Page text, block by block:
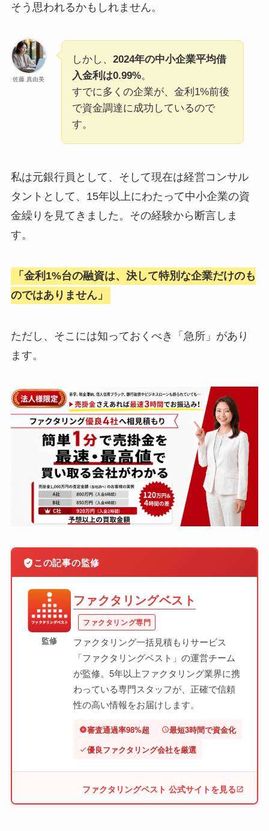
そう思われるかもしれません。
佐藤 真由美
しかし、 2024年の中小企業平均借
入金利は0.99%。
すでに多くの企業が、金利1%前後
で資金調達に成功しているので
す。
私は元銀行員として、そして現在は経営コンサル
タントとして、15年以上にわたって中小企業の資
金繰りを見てきました。その経験から断言しま
す。
「金利1%台の融資は、決して特別な企業だけのも
のではありません」
ただし、そこには知っておくべき「急所」があり
ます。
この記事の監修
監修
ファクタリングベスト
ファクタリング専門
ファクタリング一括見積もりサービス
「ファクタリングベスト」の運営チーム
が監修。5年以上ファクタリング業界に携
わっている専門スタッフが、正確で信頼
性の高い情報をお届けします。
審査通過率98%超
最短3時間で資金化
優良ファクタリング会社を厳選
ファクタリングベスト 公式サイトを見る